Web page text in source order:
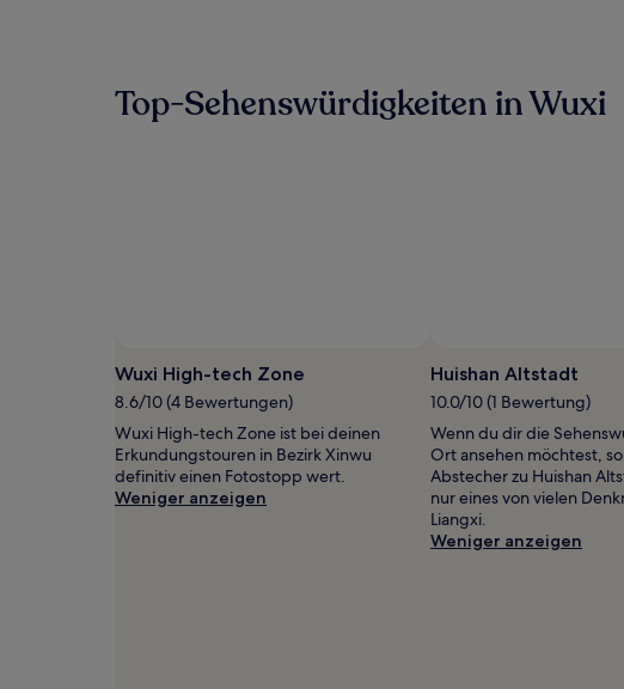
letzten
24 Stunden
und
Verfügbarkeiten
können
sich
ändern.
können
zusätzliche
Top-Sehenswürdigkeiten in Wuxi
Foto
von
Zhijiang
Chen
Wuxi High-tech Zone
8.6/10 (4 Bewertungen)
Wuxi High-tech Zone ist bei deinen
Erkundungstouren in Bezirk Xinwu
definitiv einen Fotostopp wert.
Weniger anzeigen
Huishan Altstadt
10.0/10 (1 Bewertung)
Wenn du dir die
Ort ansehen möchtest,
Abstecher zu Huishan
nur eines von vielen
Liangxi.
Weniger anzeigen